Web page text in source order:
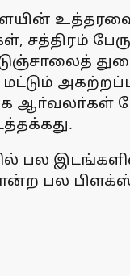
ஆா்வலா்கள்
பல
பல